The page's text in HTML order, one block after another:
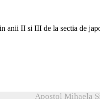
anii II si III de la sectia de
Apostol Mihaela